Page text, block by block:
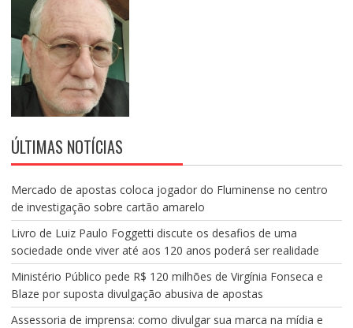
ÚLTIMAS NOTÍCIAS
Mercado de apostas coloca jogador do Fluminense no centro
de investigação sobre cartão amarelo
Livro de Luiz Paulo Foggetti discute os desafios de uma
sociedade onde viver até aos 120 anos poderá ser realidade
Ministério Público pede R$ 120 milhões de Virgínia Fonseca e
Blaze por suposta divulgação abusiva de apostas
Assessoria de imprensa: como divulgar sua marca na mídia e